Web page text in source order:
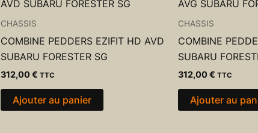
CHASSIS
COMBINE PEDDERS EZIFIT HD AVD
SUBARU FORESTER SG
312,00€ TTC
Ajouter au panier
CHASSIS
COMBINE
SUBARU
312,00€ TTC
Ajouter au